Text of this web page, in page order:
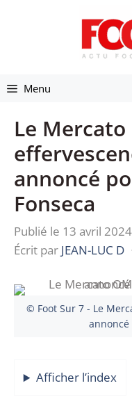
Menu
Le Mercato
annoncé
Fonseca
Publié le 13 avril
Écrit par JEAN-LUC D ·
© Foot Sur 7 - Le
annoncé
Afficher l’index